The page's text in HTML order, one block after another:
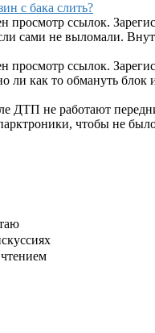
с бака слить?
просмотр ссылок.
сами не выломали.
просмотр ссылок.
ли как то обмануть блок
ДТП не работают
чтобы не